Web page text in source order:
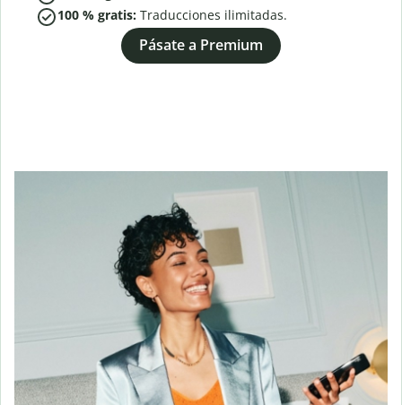
100 % gratis: Traducciones ilimitadas.
Pásate a Premium